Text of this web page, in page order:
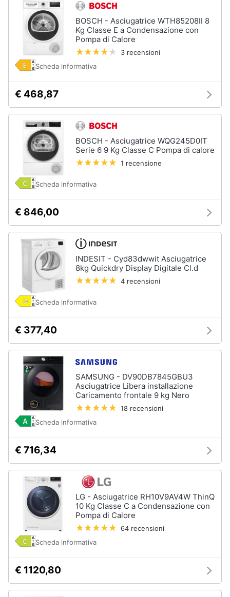
BOSCH - Asciugatrice WTH85208II 8
Kg Classe E a Condensazione con
Pompa di Calore
3 recensioni
Scheda informativa
€ 468,87
BOSCH - Asciugatrice WQG245D0IT
Serie 6 9 Kg Classe C Pompa di calore
1 recensione
Scheda informativa
€ 846,00
INDESIT - Cyd83dwwit Asciugatrice
8kg Quickdry Display Digitale Cl.d
4 recensioni
Scheda informativa
€ 377,40
SAMSUNG - DV90DB7845GBU3
Asciugatrice Libera installazione
Caricamento frontale 9 kg Nero
18 recensioni
Scheda informativa
€ 716,34
LG - Asciugatrice RH10V9AV4W ThinQ
10 Kg Classe C a Condensazione con
Pompa di Calore
64 recensioni
Scheda informativa
€ 1120,80